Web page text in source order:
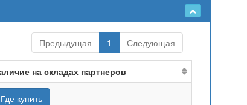
Предыдущая 1 Следующая
на складах партнеров
Где купить